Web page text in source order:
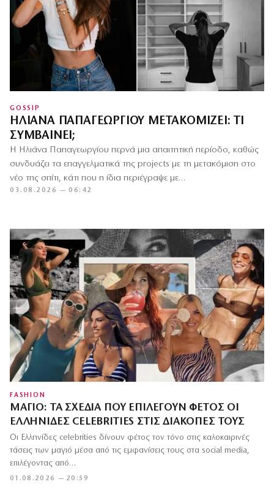
GOSSIP
ΗΛΙΆΝΑ ΠΑΠΑΓΕΩΡΓΊΟΥ ΜΕΤΑΚΟΜΊΖΕΙ: ΤΙ
ΣΥΜΒΑΊΝΕΙ;
Η Ηλιάνα Παπαγεωργίου περνά μια απαιτητική περίοδο, καθώς
συνδυάζει τα επαγγελματικά της projects με τη μετακόμιση στο
νέο της σπίτι, κάτι που η ίδια περιέγραψε με…
03.08.2026 — 06:42
FASHION
ΜΑΓΙΌ: ΤΑ ΣΧΈΔΙΑ ΠΟΥ ΕΠΙΛΈΓΟΥΝ ΦΈΤΟΣ ΟΙ
ΕΛΛΗΝΊΔΕΣ CELEBRITIES ΣΤΙΣ ΔΙΑΚΟΠΈΣ ΤΟΥΣ
01.08.2026 — 20:59
Οι Ελληνίδες celebrities δίνουν φέτος τον τόνο στις καλοκαιρινές
τάσεις των μαγιό μέσα από τις εμφανίσεις τους στα social media,
επιλέγοντας από…